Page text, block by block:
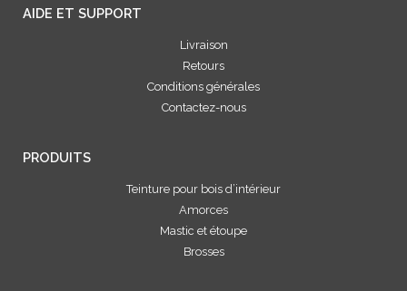
AIDE ET SUPPORT
Livraison
Retours
Conditions générales
Contactez-nous
PRODUITS
Teinture pour bois d’intérieur
Amorces
Mastic et étoupe
Brosses